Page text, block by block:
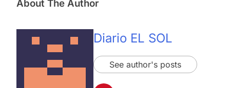
About The Author
Diario EL SOL
See author's posts